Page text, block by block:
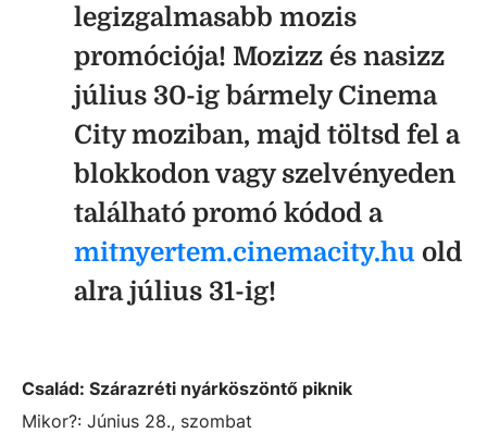
legizgalmasabb mozis
promóciója! Mozizz és nasizz
július 30-ig bármely Cinema
City moziban, majd töltsd fel a
blokkodon vagy szelvényeden
található promó kódod a
mitnyertem.cinemacity.hu old
alra július 31-ig!
Család: Szárazréti nyárköszöntő piknik
Mikor?: Június 28., szombat